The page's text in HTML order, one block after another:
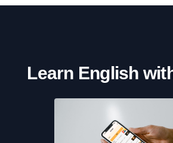
Learn English